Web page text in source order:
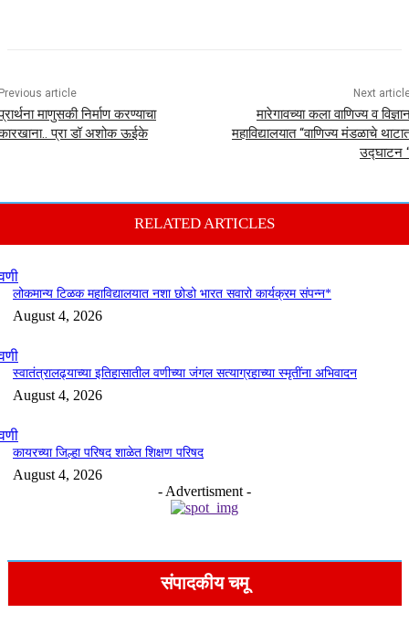
article
माणुसकी निर्माण करण्याचा
प्रा डॉ अशोक ऊईके
Next
मारेगावच्या कला वाणिज्य व
महाविद्यालयात “वाणिज्य मंडळाचे
उद्घाटन
RELATED ARTICLES
लोकमान्य टिळक महाविद्यालयात नशा छोडो भारत सवारो कार्यक्रम संपन्न*
August 4, 2026
स्वातंत्रालढ्याच्या इतिहासातील वणीच्या जंगल सत्याग्रहाच्या स्मृतींना अभिवादन
August 4, 2026
कायरच्या जिल्हा परिषद शाळेत शिक्षण परिषद
August 4, 2026
- Advertisment -
संपादकीय चमू